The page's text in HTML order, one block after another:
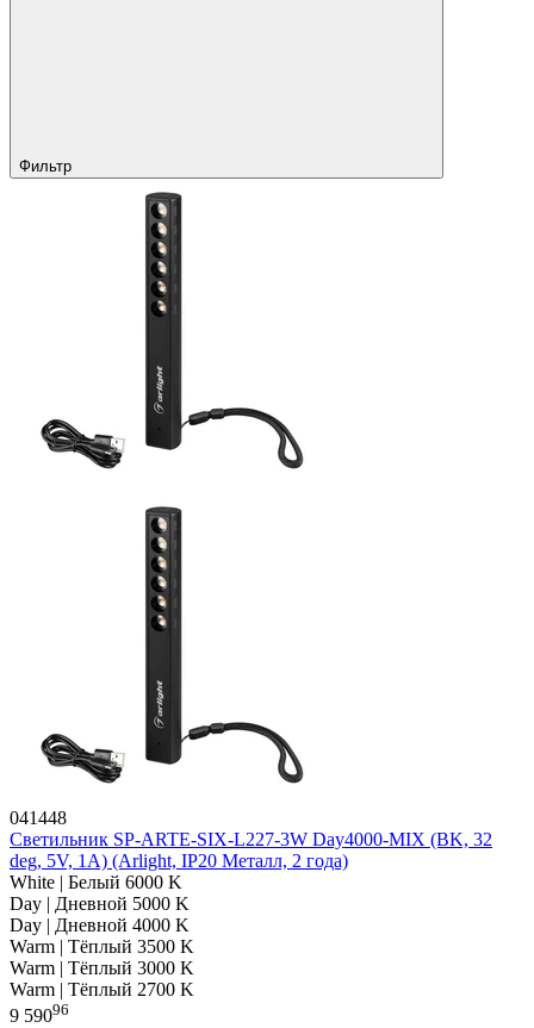
Фильтр
041448
Светильник SP-ARTE-SIX-L227-3W Day4000-MIX (BK, 32
deg, 5V, 1A) (Arlight, IP20 Металл, 2 года)
White | Белый 6000 K
Day | Дневной 5000 K
Day | Дневной 4000 K
Warm | Тёплый 3500 K
Warm | Тёплый 3000 K
Warm | Тёплый 2700 K
9 59096